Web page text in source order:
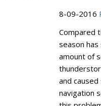
8-09-2016
Compared
season
amount of
and caused
navigation